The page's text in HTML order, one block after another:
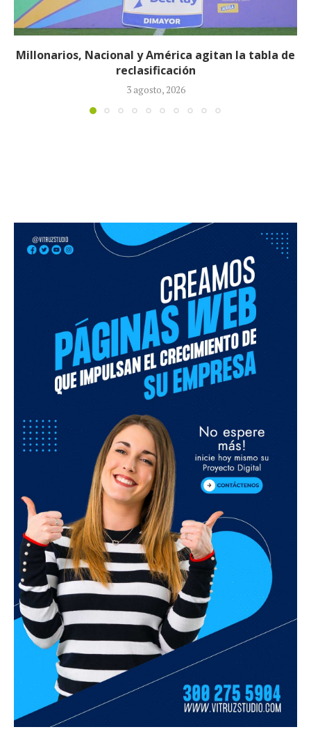
Néstor Lorenzo seguirá al frente de la Selección
Colombia tras ser ratificado...
23 julio, 2026